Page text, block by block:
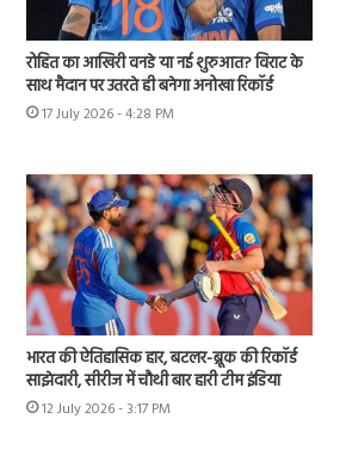
रोहित का आखिरी वनडे या नई शुरुआत? विराट के
साथ मैदान पर उतरते ही बनेगा अनोखा रिकॉर्ड
17 July 2026 - 4:28 PM
भारत की ऐतिहासिक हार, बटलर-ब्रूक की रिकॉर्ड
साझेदारी, सीरीज में चौथी बार हारी टीम इंडिया
12 July 2026 - 3:17 PM